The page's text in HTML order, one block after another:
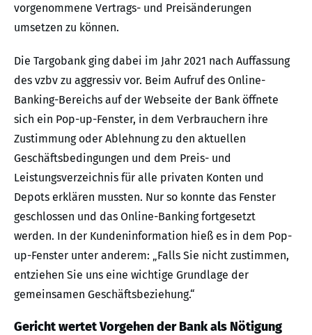
vorgenommene Vertrags- und Preisänderungen
umsetzen zu können.
Die Targobank ging dabei im Jahr 2021 nach Auffassung
des vzbv zu aggressiv vor. Beim Aufruf des Online-
Banking-Bereichs auf der Webseite der Bank öffnete
sich ein Pop-up-Fenster, in dem Verbrauchern ihre
Zustimmung oder Ablehnung zu den aktuellen
Geschäftsbedingungen und dem Preis- und
Leistungsverzeichnis für alle privaten Konten und
Depots erklären mussten. Nur so konnte das Fenster
geschlossen und das Online-Banking fortgesetzt
werden. In der Kundeninformation hieß es in dem Pop-
up-Fenster unter anderem: „Falls Sie nicht zustimmen,
entziehen Sie uns eine wichtige Grundlage der
gemeinsamen Geschäftsbeziehung.“
Gericht wertet Vorgehen der Bank als Nötigung